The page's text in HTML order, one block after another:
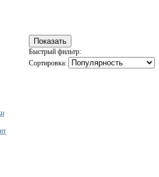
Быстрый фильтр:
Сортировка: